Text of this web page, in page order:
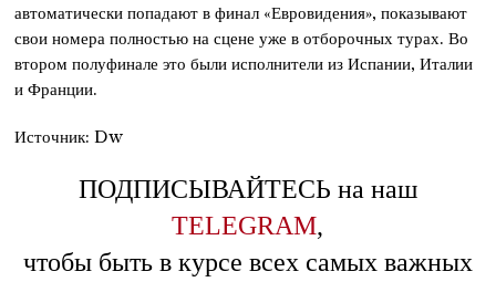
автоматически попадают в финал «Евровидения», показывают
свои номера полностью на сцене уже в отборочных турах. Во
втором полуфинале это были исполнители из Испании, Италии
и Франции.
Источник: Dw
ПОДПИСЫВАЙТЕСЬ на наш
TELEGRAM,
чтобы быть в курсе всех самых важных